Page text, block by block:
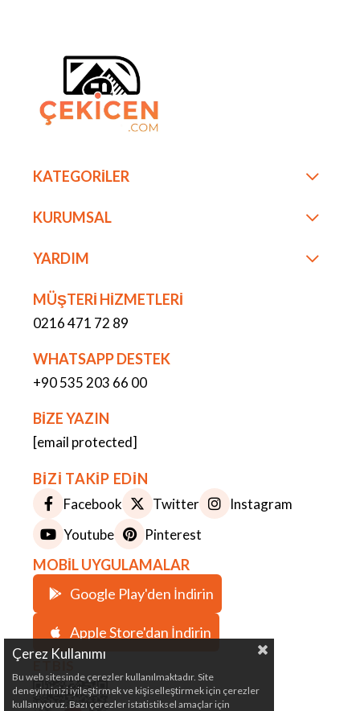
KATEGORİLER
KURUMSAL
YARDIM
MÜŞTERİ HİZMETLERİ
0216 471 72 89
WHATSAPP DESTEK
+90 535 203 66 00
BİZE YAZIN
[email protected]
BİZİ TAKİP EDİN
Facebook Twitter
Instagram
Youtube
Pinterest
MOBİL UYGULAMALAR
Google Play'den İndirin
Apple Store'dan İndirin
Çerez Kullanımı
Bu web sitesinde çerezler kullanılmaktadır. Site
deneyiminizi iyileştirmek ve kişiselleştirmek için çerezler
kullanıyoruz. Bazı çerezler istatistiksel amaçlar için